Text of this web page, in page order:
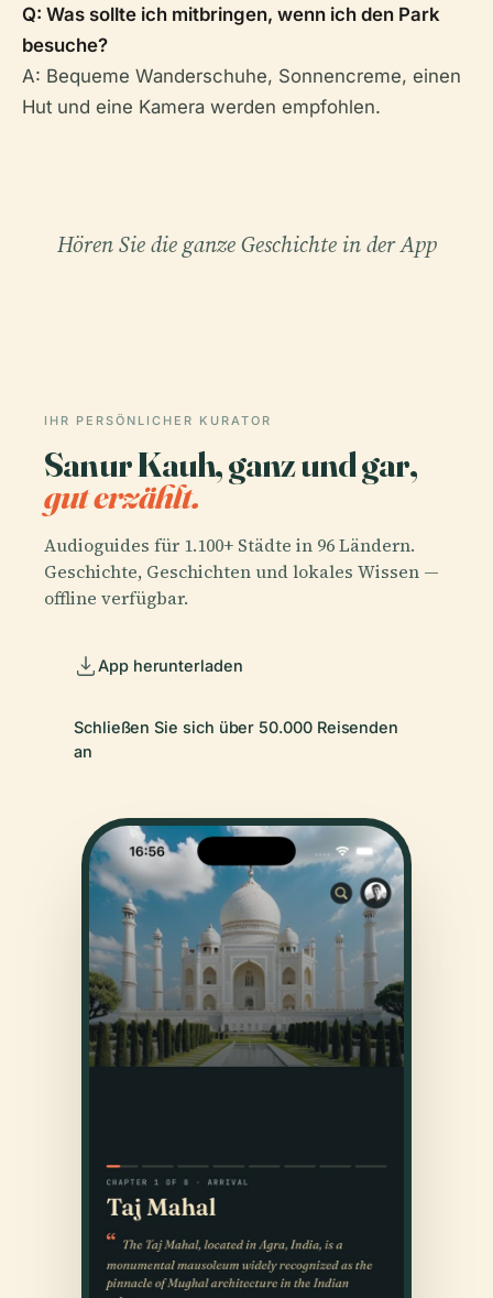
Q: Was sollte ich mitbringen, wenn ich den Park
besuche?
A: Bequeme Wanderschuhe, Sonnencreme, einen
Hut und eine Kamera werden empfohlen.
Hören Sie die ganze Geschichte in der App
IHR PERSÖNLICHER KURATOR
Sanur Kauh, ganz und gar,
gut erzählt.
Audioguides für 1.100+ Städte in 96 Ländern.
Geschichte, Geschichten und lokales Wissen —
offline verfügbar.
App herunterladen
Schließen Sie sich über 50.000 Reisenden
an